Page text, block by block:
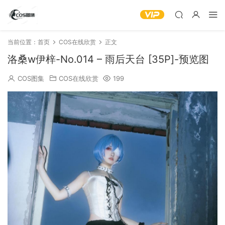
当前位置： 首页 COS在线欣赏 正文
洛桑w伊梓-No.014 – 雨后天台 [35P]-预览图
COS图集 COS在线欣赏 199